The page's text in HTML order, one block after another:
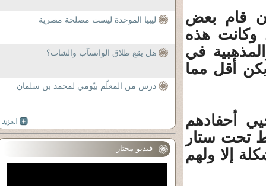
721 هجرية أن قام بعض
وكانت هذه
في
أقل مما
أحفادهم
تحت ستار
إلا ولهم
ليبيا الموحدة ليست مصلحة مصرية
هل يقع طلاق الواتسآب والشات؟
درس من المعلّم بيّومي لمحمد بن سلمان
فيديو مختار